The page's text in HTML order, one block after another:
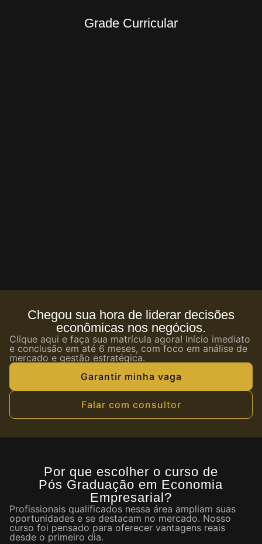
Grade Curricular
Chegou sua hora de liderar decisões
econômicas nos negócios.
Clique aqui e faça sua matrícula agora! Início imediato
e conclusão em até 6 meses, com foco em análise de
mercado e gestão estratégica.
Garantir minha vaga
Falar com consultor
Por que escolher o curso de
Pós Graduação em Economia
Empresarial?
Profissionais qualificados nessa área ampliam suas
oportunidades e se destacam no mercado. Nosso
curso foi pensado para oferecer vantagens reais
desde o primeiro dia.